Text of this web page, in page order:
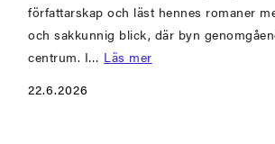
författarskap och läst hennes romaner
och sakkunnig blick, där byn
centrum. I… Läs mer
22.6.2026